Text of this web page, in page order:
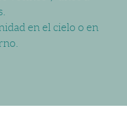
en el cielo o en